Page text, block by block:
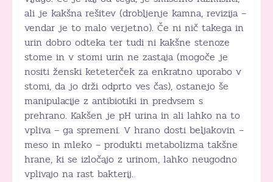
ali je kakšna rešitev (drobljenje kamna, revizija –
vendar je to malo verjetno). Če ni nič takega in
urin dobro odteka ter tudi ni kakšne stenoze
stome in v stomi urin ne zastaja (mogoče je
nositi ženski keteterček za enkratno uporabo v
stomi, da jo drži odprto ves čas), ostanejo še
manipulacije z antibiotiki in predvsem s
prehrano. Kakšen je pH urina in ali lahko na to
vpliva – ga spremeni. V hrano dosti beljakovin –
meso in mleko – produkti metabolizma takšne
hrane, ki se izločajo z urinom, lahko neugodno
vplivajo na rast bakterij.